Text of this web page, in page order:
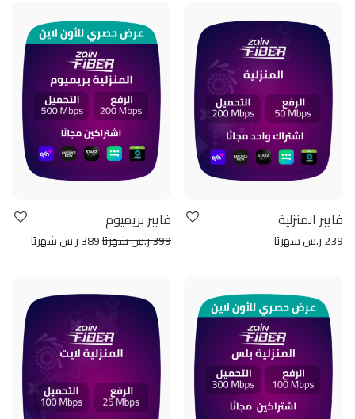
فايبر المنزلية
239 ر.س شهريًا
فايبر بريميوم
399 ر.س شهريًا